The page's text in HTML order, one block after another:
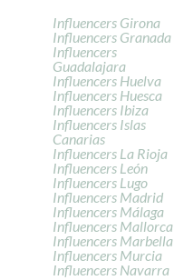
Influencers Girona
Influencers Granada
Influencers
Guadalajara
Influencers Huelva
Influencers Huesca
Influencers Ibiza
Influencers Islas
Canarias
Influencers La Rioja
Influencers León
Influencers Lugo
Influencers Madrid
Influencers Málaga
Influencers Mallorca
Influencers Marbella
Influencers Murcia
Influencers Navarra